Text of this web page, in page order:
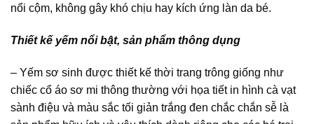
nổi cộm, không gây khó chịu hay kích ứng làn da bé.
Thiết kế yếm nổi bật, sản phẩm thông dụng
– Yếm sơ sinh được thiết kế thời trang trông giống như
chiếc cổ áo sơ mi thông thường với họa tiết in hình cà vạt
sành điệu và màu sắc tối giản trắng đen chắc chắn sễ là